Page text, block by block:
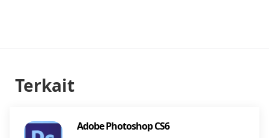
Terkait
Adobe Photoshop CS6